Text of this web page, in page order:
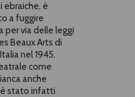
ebraiche, è
a fuggire
per via delle leggi
Beaux Arts di
nel 1945,
come
anche
è stato infatti